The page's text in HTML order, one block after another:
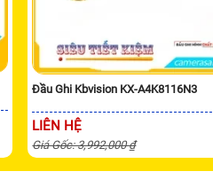
Đầu Ghi Kbvision KX-A4K8116N3
LIÊN HỆ
Giá Gốc: 3,992,000 ₫